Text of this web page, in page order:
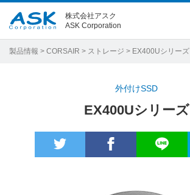
株式会社アスク
ASK Corporation
製品情報 > CORSAIR > ストレージ > EX400Uシリーズ
外付けSSD
EX400Uシリーズ